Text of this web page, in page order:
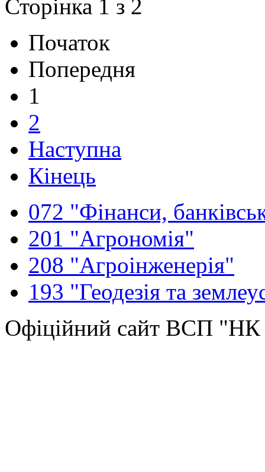
Сторінка 1 з 2
Початок
Попередня
1
2
Наступна
Кінець
072 "Фінанси,
201 "Агрономія"
208 "Агроінженерія"
193 "Геодезія та
Офіційний сайт ВСП